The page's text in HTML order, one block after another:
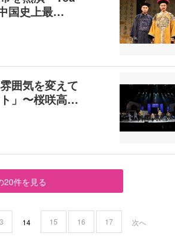
国史上最…
囲気を変えて
」〜桜咲高…
20件を見る
14 15 16 17 次へ